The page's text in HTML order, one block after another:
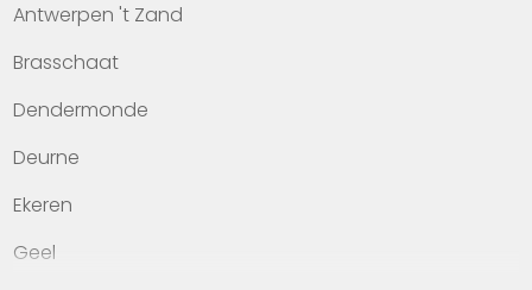
Kantoren
Veelgestelde vragen
Werken bij Heylen Vastgoed
Contact
Antwerpen 't Zand
Brasschaat
Dendermonde
Deurne
Ekeren
Geel